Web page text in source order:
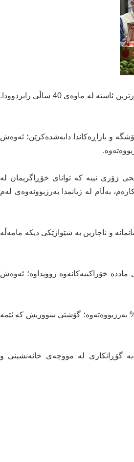
هەڵاوسان لە بەریتانیا لە مانگی پێنجی ئەمساڵدا بۆ 9.1% بەرزبووەتەوە، ئەوەش بەرزترین ئاستە لە ماوەی 40 ساڵی رابردوودا.
و بازاڕەکاندا دابەشدەکرێن؛ ئەوەش
زۆری نییە کە توانای خۆڕاگریمان لە
هەبێت. 40 ساڵە سەرقاڵی ئەم کارەم، بەڵام لە ژیانمدا بەرزبوونەوەی لەم
و ناچارین بە شێوازێکی دیکە مامەڵە
خۆراکییەکانەوە روویداوە؛ ئەوەش
پاڵمەر، خاوەن چێشتخانە ئاماژە بەوە دەکات، "نرخی مریشک بە رێژەی 30% بەرزبووەتەوە؛ گۆشتی سووریش کە ئێمە
گۆڕانکاری لە مووچەی خانەنشینی و